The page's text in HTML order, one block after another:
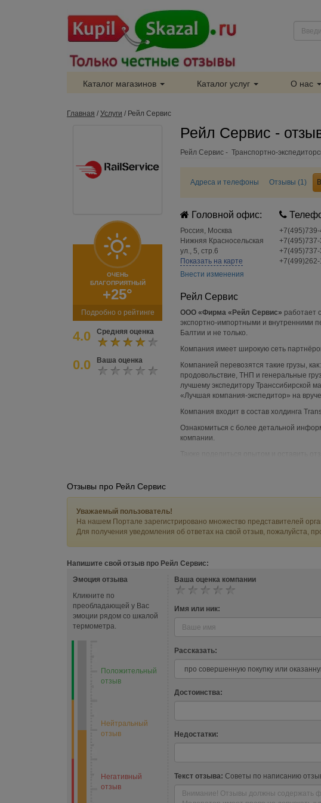
Каталог магазинов Каталог услуг О нас
Главная / Услуги / Рейл Сервис
ОЧЕНЬ
БЛАГОПРИЯТНЫЙ
+25°
Подробно о рейтинге
4.0 Средняя оценка
0.0 Ваша оценка
Рейл Сервис -
Рейл Сервис - Транспортно-
Адреса и телефоны Отзывы (1)
Головной офис:
Россия, Москва
Нижняя Красносельская
ул., 5, стр.6
Показать на карте
Внести изменения
Рейл Сервис
ООО «Фирма «Рейл Сервис» работает
экспортно-импортными и внутренними
Балтии и не только.
Компания имеет широкую сеть
Компанией перевозятся такие грузы,
продовольствие, ТНП и генеральные
лучшему экспедитору Транссибирской
«Лучшая компания-экспедитор» на
Компания входит в состав холдинга
Ознакомиться с более детальной
компании.
Отзывы про Рейл Сервис
Уважаемый пользователь!
На нашем Портале зарегистрировано множество представителей
Для получения уведомления об ответах на свой отзыв, пожалуйста,
Напишите свой отзыв про Рейл Сервис:
Эмоция отзыва
Кликните по
преобладающей у Вас
эмоции рядом со шкалой
термометра.
Положительный
отзыв
Нейтральный
отзыв
Негативный
отзыв
Ваша оценка компании
Имя или ник:
Рассказать:
Достоинства:
Недостатки:
Текст отзыва: Советы по написанию